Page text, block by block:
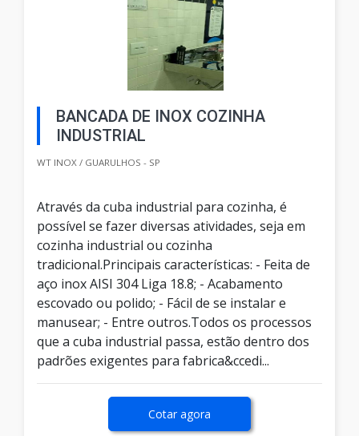
BANCADA DE INOX COZINHA
INDUSTRIAL
WT INOX / GUARULHOS - SP
Através da cuba industrial para cozinha, é
possível se fazer diversas atividades, seja em
cozinha industrial ou cozinha
tradicional.Principais características: - Feita de
aço inox AISI 304 Liga 18.8; - Acabamento
escovado ou polido; - Fácil de se instalar e
manusear; - Entre outros.Todos os processos
que a cuba industrial passa, estão dentro dos
padrões exigentes para fabrica&ccedi...
Cotar agora